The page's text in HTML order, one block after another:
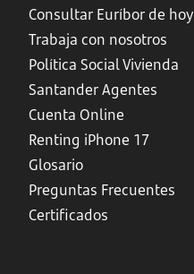
Consultar Euríbor de hoy
Trabaja con nosotros
Política Social Vivienda
Santander Agentes
Cuenta Online
Renting iPhone 17
Glosario
Preguntas Frecuentes
Certificados